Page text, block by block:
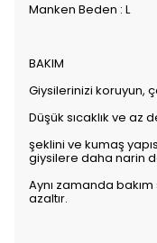
Manken Beden : L
BAKIM
Giysilerinizi koruyun,
Düşük sıcaklık ve az
şeklini ve kumaş
giysilere daha narin
Aynı zamanda
azaltır.